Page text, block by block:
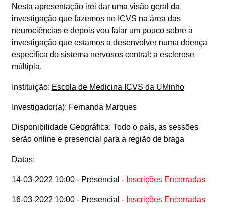
Nesta apresentação irei dar uma visão geral da
investigação que fazemos no ICVS na área das
neurociências e depois vou falar um pouco sobre a
investigação que estamos a desenvolver numa doença
especifica do sistema nervosos central: a esclerose
múltipla.
Instituição: Escola de Medicina ICVS da UMinho
Investigador(a): Fernanda Marques
Disponibilidade Geográfica: Todo o país, as sessões
serão online e presencial para a região de braga
Datas:
14-03-2022 10:00 - Presencial - Inscrições Encerradas
16-03-2022 10:00 - Presencial - Inscrições Encerradas